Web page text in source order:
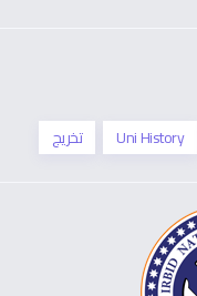
Uni History تخريج